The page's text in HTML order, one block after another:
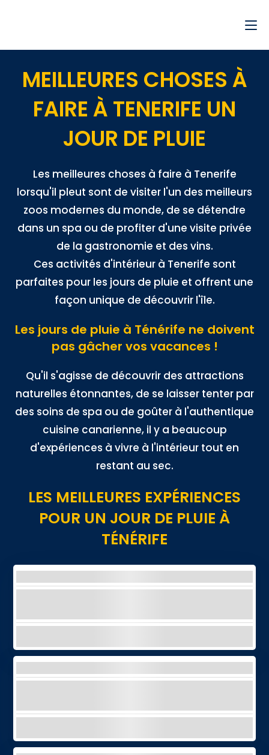
MEILLEURES CHOSES À
FAIRE À TENERIFE UN
JOUR DE PLUIE
Les meilleures choses à faire à Tenerife
lorsqu'il pleut sont de visiter l'un des meilleurs
zoos modernes du monde, de se détendre
dans un spa ou de profiter d'une visite privée
de la gastronomie et des vins.
Ces activités d'intérieur à Tenerife sont
parfaites pour les jours de pluie et offrent une
façon unique de découvrir l'île.
Les jours de pluie à Ténérife ne doivent
pas gâcher vos vacances !
Qu'il s'agisse de découvrir des attractions
naturelles étonnantes, de se laisser tenter par
des soins de spa ou de goûter à l'authentique
cuisine canarienne, il y a beaucoup
d'expériences à vivre à l'intérieur tout en
restant au sec.
LES MEILLEURES EXPÉRIENCES
POUR UN JOUR DE PLUIE À
TÉNÉRIFE